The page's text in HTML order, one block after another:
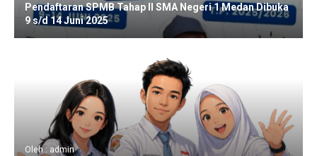
Pendaftaran SPMB Tahap II SMA Negeri 1 Medan Dibuka
9 s/d 14 Juni 2025
Oleh : admin